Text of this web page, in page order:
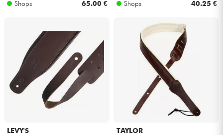
Shops
65.00 €
Shops
40.25 €
LEVY'S
TAYLOR